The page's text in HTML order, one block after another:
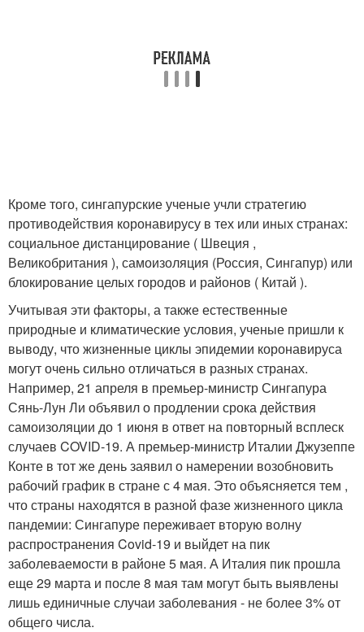
Кроме того, сингапурские ученые учли стратегию
противодействия коронавирусу в тех или иных странах:
социальное дистанцирование ( Швеция ,
Великобритания ), самоизоляция (Россия, Сингапур) или
блокирование целых городов и районов ( Китай ).
Учитывая эти факторы, а также естественные
природные и климатические условия, ученые пришли к
выводу, что жизненные циклы эпидемии коронавируса
могут очень сильно отличаться в разных странах.
Например, 21 апреля в премьер-министр Сингапура
Сянь-Лун Ли объявил о продлении срока действия
самоизоляции до 1 июня в ответ на повторный всплеск
случаев COVID-19. А премьер-министр Италии Джузеппе
Конте в тот же день заявил о намерении возобновить
рабочий график в стране с 4 мая. Это объясняется тем ,
что страны находятся в разной фазе жизненного цикла
пандемии: Сингапуре переживает вторую волну
распространения Covid-19 и выйдет на пик
заболеваемости в районе 5 мая. А Италия пик прошла
еще 29 марта и после 8 мая там могут быть выявлены
лишь единичные случаи заболевания - не более 3% от
общего числа.